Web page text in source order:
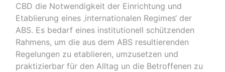
CBD die Notwendigkeit der Einrichtung und
Etablierung eines ‚internationalen Regimes‘ der
ABS. Es bedarf eines institutionell schützenden
Rahmens, um die aus dem ABS resultierenden
Regelungen zu etablieren, umzusetzen und
praktizierbar für den Alltag un die Betroffenen zu